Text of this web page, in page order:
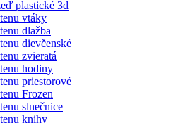
plastické 3d
vtáky
dlažba
dievčenské
zvieratá
hodiny
priestorové
Frozen
slnečnice
knihy